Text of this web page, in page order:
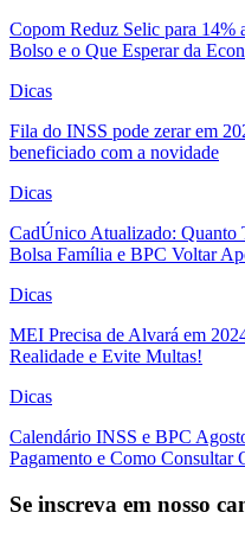
Copom Reduz Selic para 14%
Bolso e o Que Esperar da
Dicas
Fila do INSS pode zerar em
beneficiado com a novidade
Dicas
CadÚnico Atualizado: Quanto
Bolsa Família e BPC Voltar
Dicas
MEI Precisa de Alvará em
Realidade e Evite Multas!
Dicas
Calendário INSS e BPC
Pagamento e Como Consultar
Se inscreva em nosso